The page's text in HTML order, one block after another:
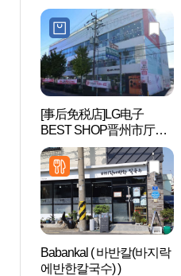
도동점)
[事后免税店]LG电子
BEST SHOP晋州市厅店
(LG전자 베스트샵 진주시
청점)
Babankal ( 바반칼(바지락
에반한칼국수) )